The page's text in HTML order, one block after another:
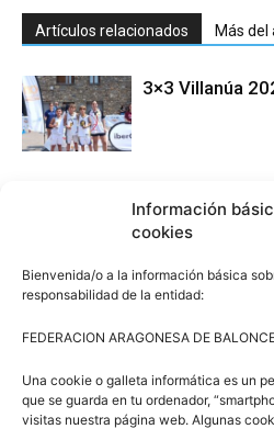
Información
cookies
Bienvenida/o a la información básica
responsabilidad de la entidad:
FEDERACION ARAGONESA DE
Una cookie o galleta informática es un
que se guarda en tu ordenador,
visitas nuestra página web. Algunas
Artículos relacionados Más del
3×3 Villanúa
Campus